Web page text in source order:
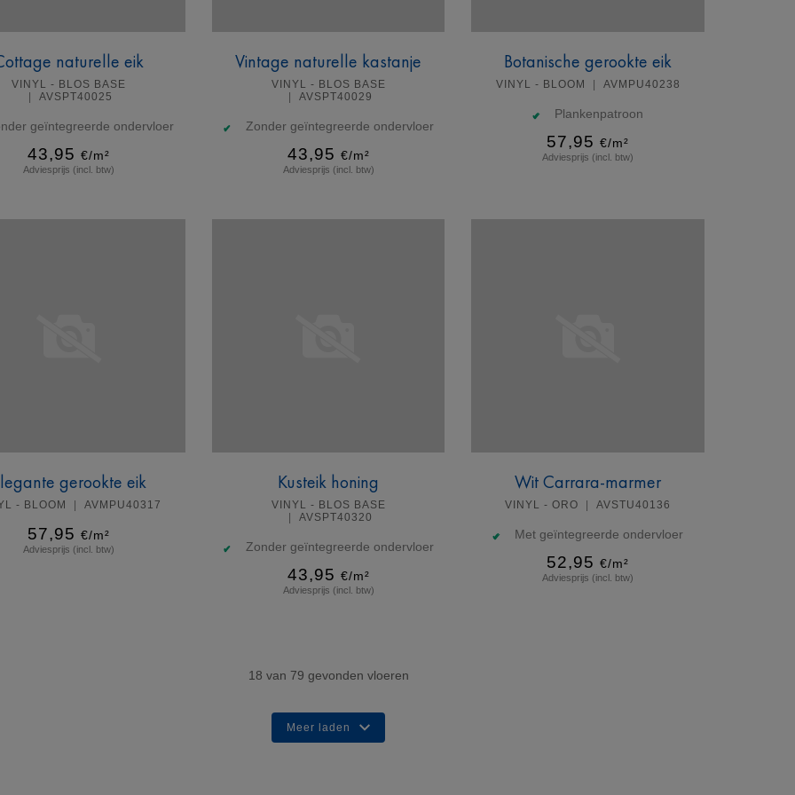
naturelle eik
VINYL - BLOS BASE
AVSPT40025
geïntegreerde ondervloer
43,95 €/m²
Adviesprijs (incl. btw)
Vintage naturelle kastanje
VINYL - BLOS BASE
AVSPT40029
Zonder geïntegreerde ondervloer
43,95 €/m²
Adviesprijs (incl. btw)
Botanische gerookte eik
VINYL - BLOOM AVMPU40238
Plankenpatroon
57,95 €/m²
Adviesprijs (incl. btw)
gerookte eik
- BLOOM AVMPU40317
57,95 €/m²
Adviesprijs (incl. btw)
Kusteik honing
VINYL - BLOS BASE
AVSPT40320
Zonder geïntegreerde ondervloer
43,95 €/m²
Adviesprijs (incl. btw)
Wit Carrara-marmer
VINYL - ORO AVSTU40136
Met geïntegreerde ondervloer
52,95 €/m²
Adviesprijs (incl. btw)
18 van 79 gevonden vloeren
Meer laden